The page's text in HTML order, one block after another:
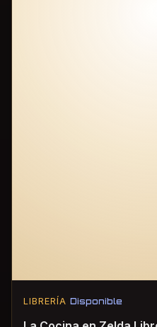
LIBRERÍA Disponible